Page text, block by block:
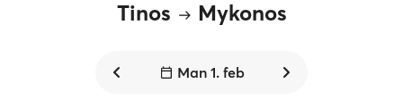
Tinos Mykonos
Man 1. feb